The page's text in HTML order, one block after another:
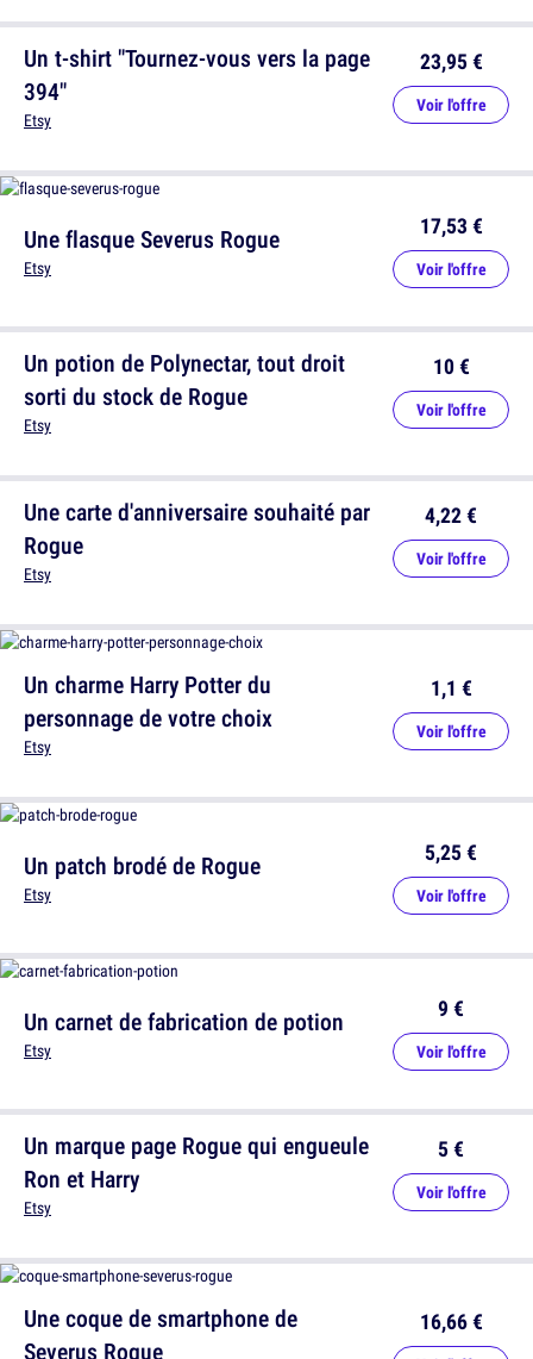
Une flasque Severus Rogue
Etsy
17,53 €
Voir l'offre
Une carte d'anniversaire souhaité par
Rogue
Etsy
4,22 €
Voir l'offre
Un patch brodé de Rogue
Etsy
5,25 €
Voir l'offre
Un marque page Rogue qui engueule
Ron et Harry
Etsy
5 €
Voir l'offre
Un t-shirt "Tournez-vous vers la page
394"
Etsy
23,95 €
Voir l'offre
Un potion de Polynectar, tout droit
sorti du stock de Rogue
Etsy
10 €
Voir l'offre
Un charme Harry Potter du
personnage de votre choix
Etsy
1,1 €
Voir l'offre
Un carnet de fabrication de potion
Etsy
9 €
Voir l'offre
Une coque de smartphone de
Severus Rogue
16,66 €